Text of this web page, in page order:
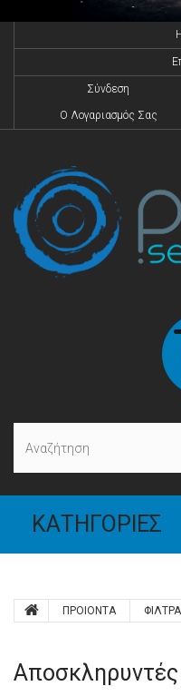
Σύνδεση
O Λογαριασμός Σας
ΚΑΤΗΓΟΡΊΕΣ
ΠΡΟΙΟΝΤΑ
Αποσκληρυντές